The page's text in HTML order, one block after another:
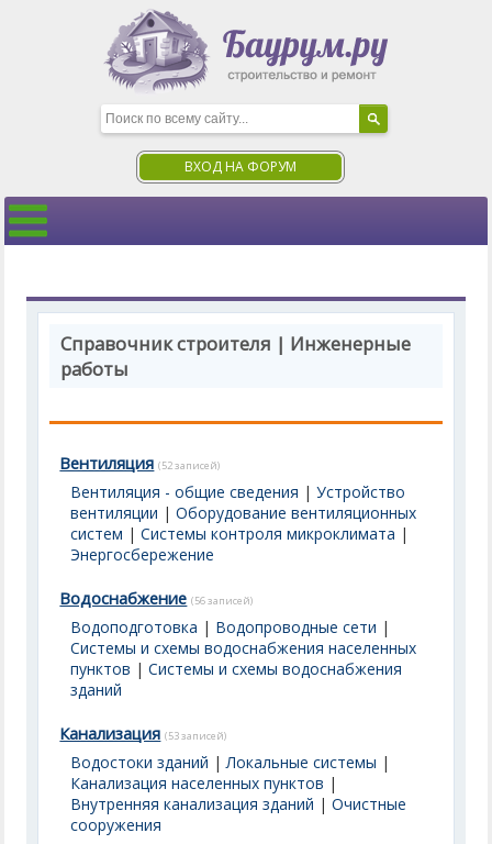
ВХОД НА ФОРУМ
Справочник строителя | Инженерные
работы
Вентиляция (52 записей)
Вентиляция - общие сведения |Устройство
вентиляции |Оборудование вентиляционных
систем |Системы контроля микроклимата |
Энергосбережение
Водоснабжение (56 записей)
Водоподготовка | Водопроводные сети |
Системы и схемы водоснабжения населенных
пунктов |Системы и схемы водоснабжения
зданий
Канализация (53 записей)
Водостоки зданий |Локальные системы |
Канализация населенных пунктов |
Внутренняя канализация зданий |Очистные
сооружения